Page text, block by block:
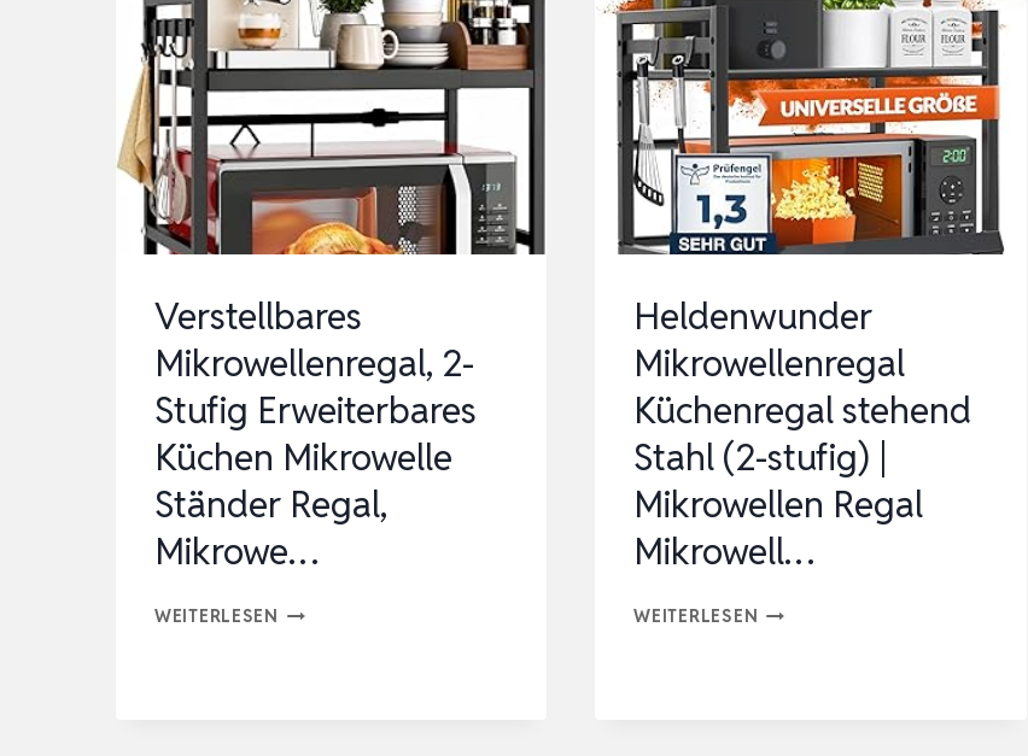
Verstellbares
Mikrowellenregal, 2-
Stufig Erweiterbares
Küchen Mikrowelle
Ständer Regal,
Mikrowe…
WEITERLESEN VERSTELLBARES
Heldenwunder
Mikrowellenregal
Küchenregal stehend
Stahl (2-stufig) |
Mikrowellen Regal
Mikrowell…
WEITERLESEN HELDENWUNDER